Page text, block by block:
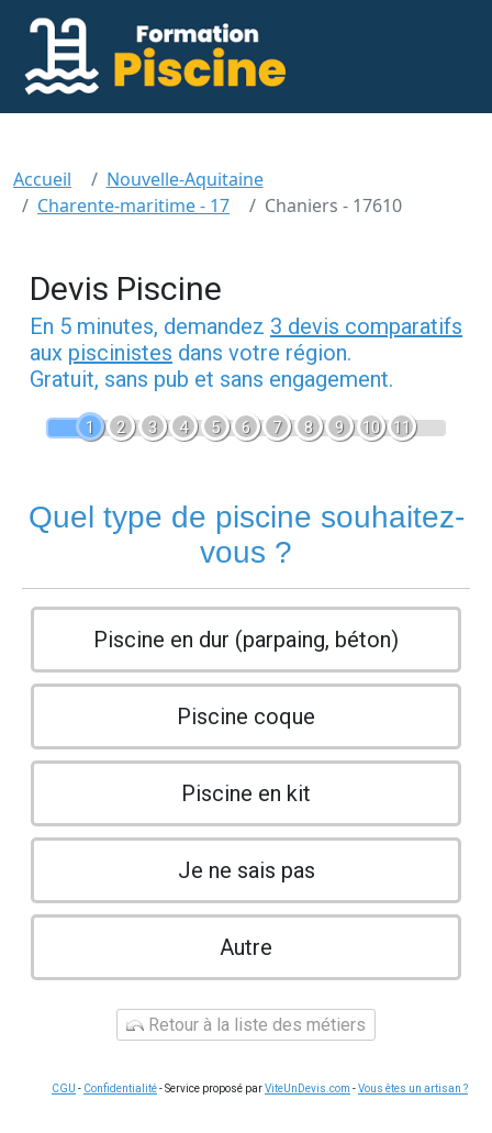
Accueil
Nouvelle-Aquitaine
Charente-maritime - 17
Chaniers - 17610
Devis Piscine
En 5 minutes, demandez 3 devis comparatifs
aux piscinistes dans votre région.
Gratuit, sans pub et sans engagement.
1 2 3 4 5 6 7 8 9 10 11
Quel type de piscine souhaitez-
vous ?
Piscine en dur (parpaing, béton)
Piscine coque
Piscine en kit
Je ne sais pas
Autre
Retour à la liste des métiers
CGU - Confidentialité- Service proposé parViteUnDevis.com -Vous êtes un artisan ?